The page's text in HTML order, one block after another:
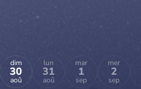
dim
30
aoû
lun
31
aoû
mar
1
sep
mer
2
sep